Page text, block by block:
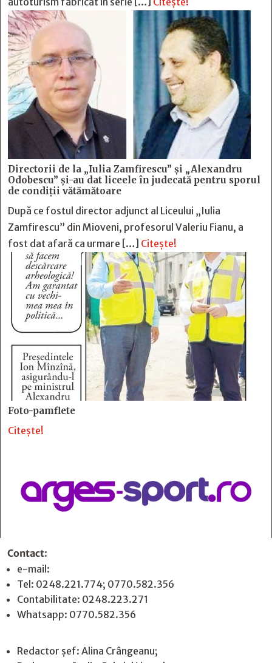
Directorii de la „Iulia Zamfirescu” și „Alexandru
Odobescu” și-au dat liceele în judecată pentru sporul
de condiții vătămătoare
După ce fostul director adjunct al Liceului „Iulia
Zamfirescu” din Mioveni, profesorul Valeriu Fianu, a
fost dat afară ca urmare […] Citește!
Foto-pamflete
Citește!
Contact:
e-mail:
Tel: 0248.221.774; 0770.582.356
Contabilitate: 0248.223.271
Whatsapp: 0770.582.356
Redactor șef: Alina Crângeanu;